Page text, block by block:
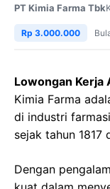
PT Kimia Farma Tbk
Rp 3.000.000
Lowongan Kerja
Kimia Farma
di industri
sejak tahun 1817
Dengan